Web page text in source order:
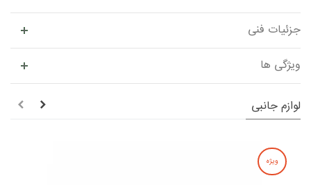
جزئیات فنی
ویژگی ها
لوازم جانبی
ویژه